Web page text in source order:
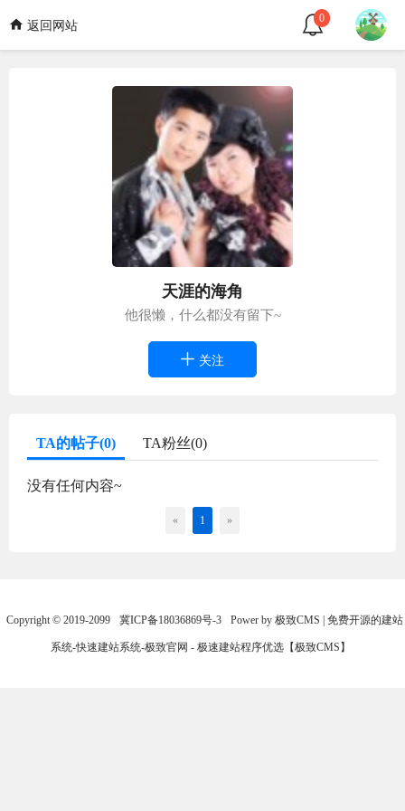
返回网站
0
天涯的海角
他很懒，什么都没有留下~
关注
TA的帖子(0) TA粉丝(0)
没有任何内容~
« 1 »
Copyright © 2019-2099 冀ICP备18036869号-3 Power by 极致CMS | 免费开源的建站
系统-快速建站系统-极致官网 - 极速建站程序优选【极致CMS】